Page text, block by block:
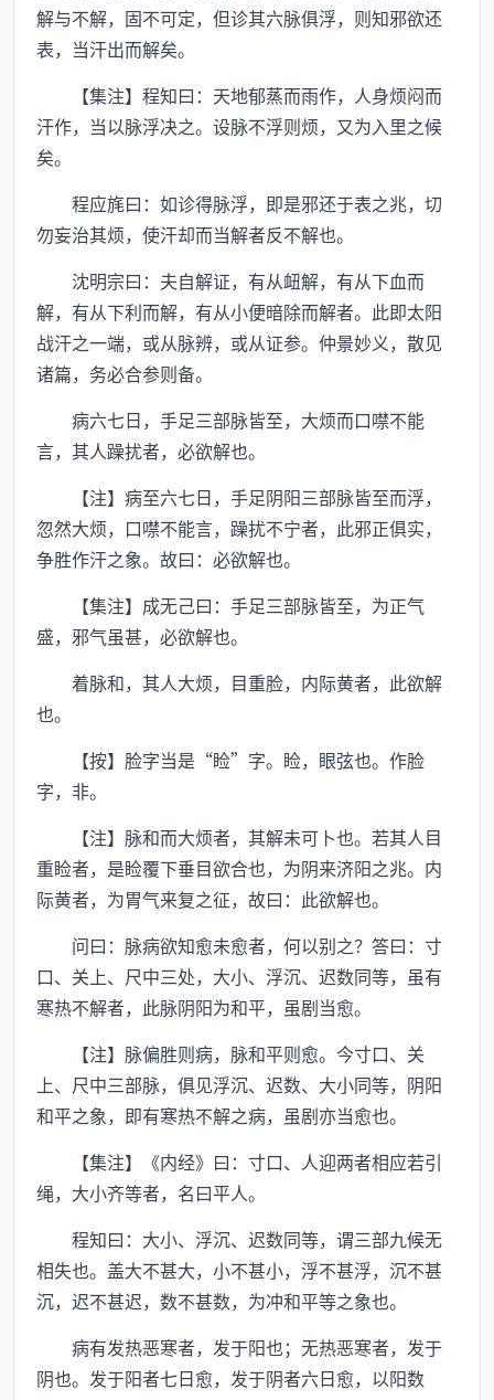
解与不解，固不可定，但诊其六脉俱浮，则知邪欲还
表，当汗出而解矣。
【集注】程知曰：天地郁蒸而雨作，人身烦闷而
汗作，当以脉浮决之。设脉不浮则烦，又为入里之候
矣。
程应旄曰：如诊得脉浮，即是邪还于表之兆，切
勿妄治其烦，使汗却而当解者反不解也。
沈明宗曰：夫自解证，有从衄解，有从下血而
解，有从下利而解，有从小便暗除而解者。此即太阳
战汗之一端，或从脉辨，或从证参。仲景妙义，散见
诸篇，务必合参则备。
病六七日，手足三部脉皆至，大烦而口噤不能
言，其人躁扰者，必欲解也。
【注】病至六七日，手足阴阳三部脉皆至而浮，
忽然大烦，口噤不能言，躁扰不宁者，此邪正俱实，
争胜作汗之象。故曰：必欲解也。
【集注】成无己曰：手足三部脉皆至，为正气
盛，邪气虽甚，必欲解也。
着脉和，其人大烦，目重脸，内际黄者，此欲解
也。
【按】脸字当是“睑”字。睑，眼弦也。作脸
字，非。
【注】脉和而大烦者，其解未可卜也。若其人目
重睑者，是睑覆下垂目欲合也，为阴来济阳之兆。内
际黄者，为胃气来复之征，故曰：此欲解也。
问曰：脉病欲知愈未愈者，何以别之？答曰：寸
口、关上、尺中三处，大小、浮沉、迟数同等，虽有
寒热不解者，此脉阴阳为和平，虽剧当愈。
【注】脉偏胜则病，脉和平则愈。今寸口、关
上、尺中三部脉，俱见浮沉、迟数、大小同等，阴阳
和平之象，即有寒热不解之病，虽剧亦当愈也。
【集注】《内经》曰：寸口、人迎两者相应若引
绳，大小齐等者，名曰平人。
程知曰：大小、浮沉、迟数同等，谓三部九候无
相失也。盖大不甚大，小不甚小，浮不甚浮，沉不甚
沉，迟不甚迟，数不甚数，为冲和平等之象也。
病有发热恶寒者，发于阳也；无热恶寒者，发于
阴也。发于阳者七日愈，发于阴者六日愈，以阳数